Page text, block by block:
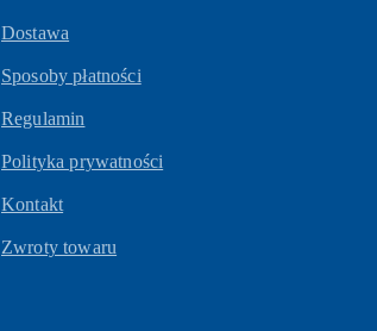
Dostawa
Sposoby płatności
Regulamin
Polityka prywatności
Kontakt
Zwroty towaru